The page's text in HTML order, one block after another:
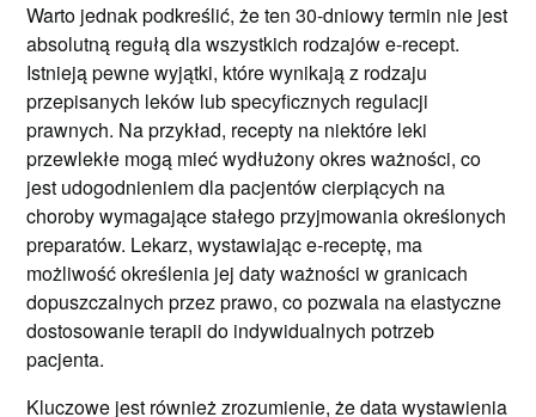
Warto jednak podkreślić, że ten 30-dniowy termin nie jest
absolutną regułą dla wszystkich rodzajów e-recept.
Istnieją pewne wyjątki, które wynikają z rodzaju
przepisanych leków lub specyficznych regulacji
prawnych. Na przykład, recepty na niektóre leki
przewlekłe mogą mieć wydłużony okres ważności, co
jest udogodnieniem dla pacjentów cierpiących na
choroby wymagające stałego przyjmowania określonych
preparatów. Lekarz, wystawiając e-receptę, ma
możliwość określenia jej daty ważności w granicach
dopuszczalnych przez prawo, co pozwala na elastyczne
dostosowanie terapii do indywidualnych potrzeb
pacjenta.
Kluczowe jest również zrozumienie, że data wystawienia